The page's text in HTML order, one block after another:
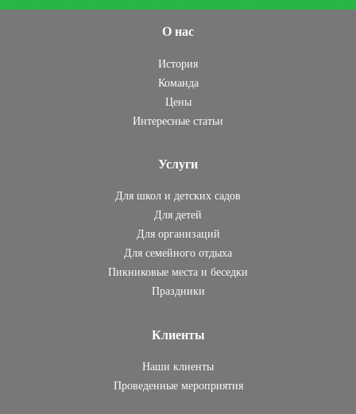
О нас
История
Команда
Цены
Интересные статьи
Услуги
Для школ и детских садов
Для детей
Для организаций
Для семейного отдыха
Пикниковые места и беседки
Праздники
Клиенты
Наши клиенты
Проведенные мероприятия